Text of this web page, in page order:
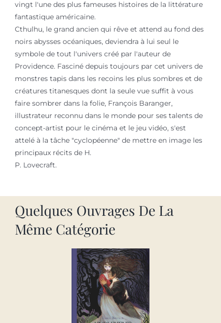
vingt l'une des plus fameuses histoires de la littérature
fantastique américaine.
Cthulhu, le grand ancien qui rêve et attend au fond des
noirs abysses océaniques, deviendra à lui seul le
symbole de tout l'univers créé par l'auteur de
Providence. Fasciné depuis toujours par cet univers de
monstres tapis dans les recoins les plus sombres et de
créatures titanesques dont la seule vue suffit à vous
faire sombrer dans la folie, François Baranger,
illustrateur reconnu dans le monde pour ses talents de
concept-artist pour le cinéma et le jeu vidéo, s'est
attelé à la tâche "cyclopéenne" de mettre en image les
principaux récits de H.
P. Lovecraft.
Quelques Ouvrages De La
Même Catégorie